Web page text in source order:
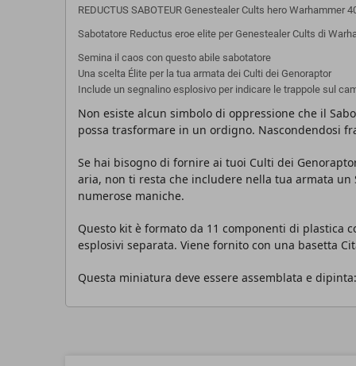
REDUCTUS SABOTEUR Genestealer Cults hero Warhammer
Sabotatore Reductus eroe elite per Genestealer Cults di
Semina il caos con questo abile sabotatore
Una scelta Élite per la tua armata dei Culti dei Genoraptor
Include un segnalino esplosivo per indicare le trappole sul
Non esiste alcun simbolo di oppressione che il
possa trasformare in un ordigno. Nascondendosi
Se hai bisogno di fornire ai tuoi Culti dei
aria, non ti resta che includere nella tua armata un
numerose maniche.
Questo kit è formato da 11 componenti di plastica
esplosivi separata. Viene fornito con una basetta
Questa miniatura deve essere assemblata e